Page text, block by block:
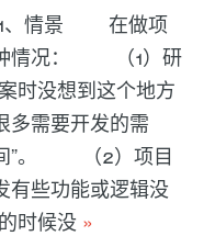
、情景 在做项
种情况： （1）研
时没想到这个地方
多需要开发的需
间”。 （2）项目
有些功能或逻辑没
时候没 »